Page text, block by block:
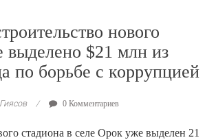
нового
выделено $21 млн из
по борьбе с коррупцией
0 Комментариев
стадиона в селе Орок уже выделен 21